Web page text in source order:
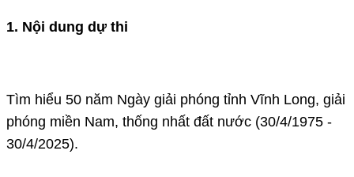
1. Nội dung dự thi
Tìm hiểu 50 năm Ngày giải phóng tỉnh Vĩnh Long, giải
phóng miền Nam, thống nhất đất nước (30/4/1975 -
30/4/2025).